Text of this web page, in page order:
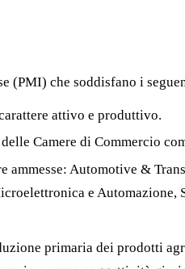
(PMI) che soddisfano i
attivo e produttivo.
Camere di Commercio
Automotive &
e Automazione,
primaria dei prodotti